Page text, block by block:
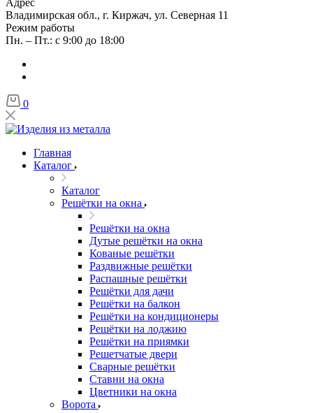
Адрес
Владимирская обл., г. Киржач, ул. Северная 11
Режим работы
Пн. – Пт.: с 9:00 до 18:00
0
Главная
Каталог
Каталог
Решётки на окна
Решётки на окна
Дутые решётки на окна
Кованые решётки
Раздвижные решётки
Распашные решётки
Решётки для дачи
Решётки на балкон
Решётки на кондиционеры
Решётки на лоджию
Решётки на приямки
Решетчатые двери
Сварные решётки
Ставни на окна
Цветники на окна
Ворота